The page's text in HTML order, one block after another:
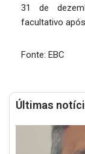
31 de
facultativo
Fonte: EBC
Últimas